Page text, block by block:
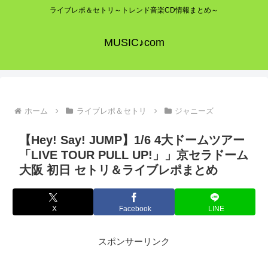
ライブレポ＆セトリ～トレンド音楽CD情報まとめ～
MUSIC♪com
ホーム ライブレポ＆セトリ ジャニーズ
【Hey! Say! JUMP】1/6 4大ドームツアー
「LIVE TOUR PULL UP!」」京セラドーム
大阪 初日 セトリ＆ライブレポまとめ
X Facebook LINE
スポンサーリンク